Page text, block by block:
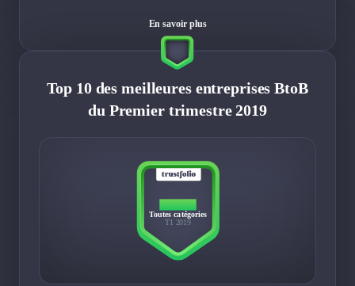
En savoir plus
Top 10 des meilleures entreprises BtoB
du Premier trimestre 2019
TOP 10
Toutes catégories
T1 2019